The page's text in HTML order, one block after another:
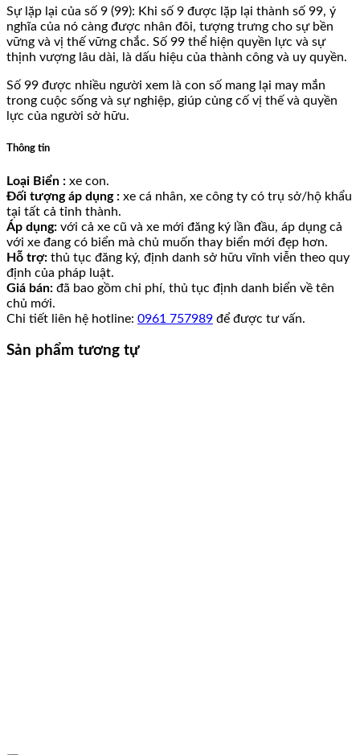
Sự lặp lại của số 9 (99): Khi số 9 được lặp lại thành số 99, ý
nghĩa của nó càng được nhân đôi, tượng trưng cho sự bền
vững và vị thế vững chắc. Số 99 thể hiện quyền lực và sự
thịnh vượng lâu dài, là dấu hiệu của thành công và uy quyền.
Số 99 được nhiều người xem là con số mang lại may mắn
trong cuộc sống và sự nghiệp, giúp củng cố vị thế và quyền
lực của người sở hữu.
Thông tin
Loại Biển : xe con.
Đối tượng áp dụng : xe cá nhân, xe công ty có trụ sở/hộ khẩu
tại tất cả tỉnh thành.
Áp dụng: với cả xe cũ và xe mới đăng ký lần đầu, áp dụng cả
với xe đang có biển mà chủ muốn thay biển mới đẹp hơn.
Hỗ trợ: thủ tục đăng ký, định danh sở hữu vĩnh viễn theo quy
định của pháp luật.
Giá bán: đã bao gồm chi phí, thủ tục định danh biển về tên
chủ mới.
Chi tiết liên hệ hotline: 0961 757989 để được tư vấn.
Sản phẩm tương tự